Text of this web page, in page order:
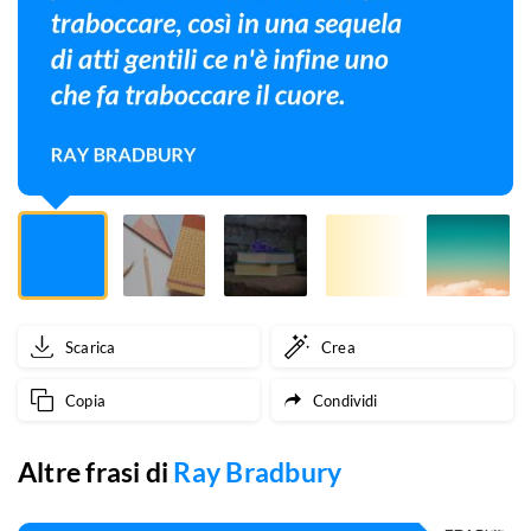
momento
nasca
l'amicizia.
Come
ne
riempire
una
caraffa
gocci
goccia,
Scarica Crea
Copia Condividi
Altre frasi di Ray Bradbury